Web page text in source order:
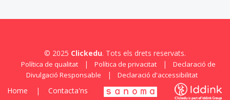
© 2025 Clickedu. Tots els drets reservats.
Política de qualitat | Política de privacitat |
Declaració de
Divulgació Responsable
| Declaració d'accessibilitat
Home | Contacta'ns